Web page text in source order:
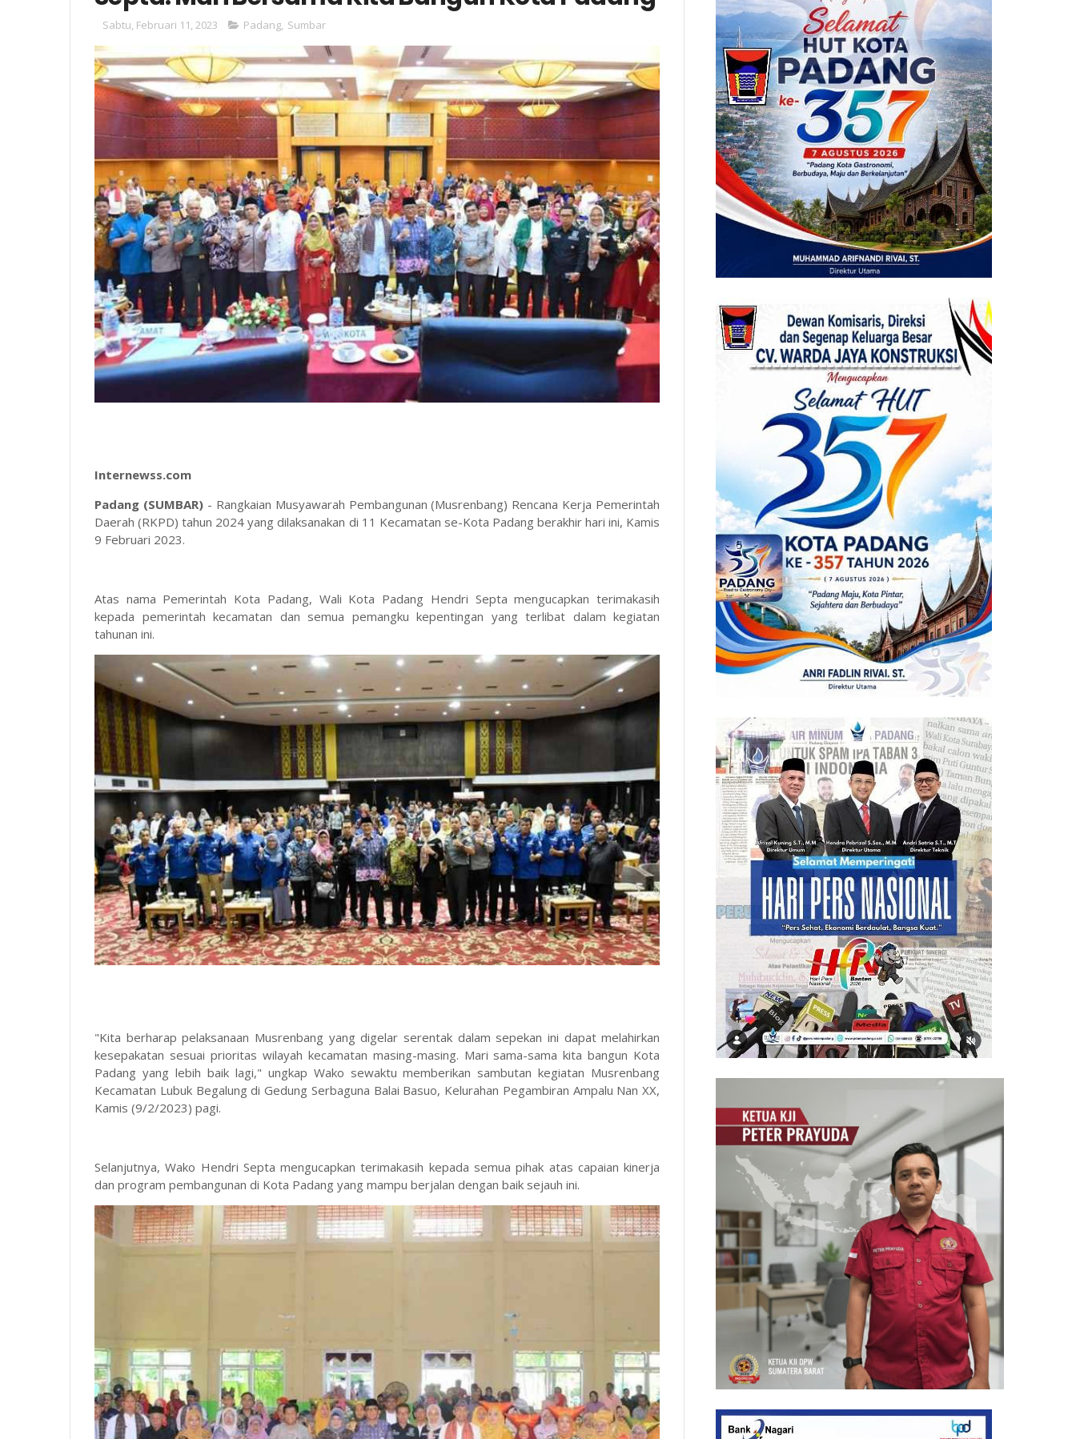
Sabtu, Februari 11, 2023 Padang, Sumbar
Internewss.com
Padang (SUMBAR)- Rangkaian Musyawarah Pembangunan (Musrenbang) Rencana Kerja Pemerintah
Daerah (RKPD) tahun 2024 yang dilaksanakan di 11 Kecamatan se-Kota Padang berakhir hari ini, Kamis
9 Februari 2023.
Atas nama Pemerintah Kota Padang, Wali Kota Padang Hendri Septa mengucapkan terimakasih
kepada pemerintah kecamatan dan semua pemangku kepentingan yang terlibat dalam kegiatan
tahunan ini.
"Kita berharap pelaksanaan Musrenbang yang digelar serentak dalam sepekan ini dapat melahirkan
kesepakatan sesuai prioritas wilayah kecamatan masing-masing. Mari sama-sama kita bangun Kota
Padang yang lebih baik lagi," ungkap Wako sewaktu memberikan sambutan kegiatan Musrenbang
Kecamatan Lubuk Begalung di Gedung Serbaguna Balai Basuo, Kelurahan Pegambiran Ampalu Nan XX,
Kamis (9/2/2023) pagi.
Selanjutnya, Wako Hendri Septa mengucapkan terimakasih kepada semua pihak atas capaian kinerja
dan program pembangunan di Kota Padang yang mampu berjalan dengan baik sejauh ini.